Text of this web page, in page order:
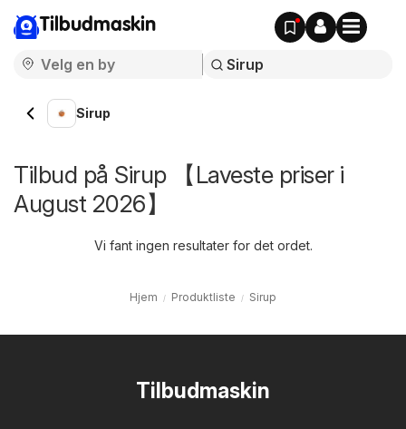
Tilbudmaskin
Sirup
Tilbud på Sirup 【Laveste priser i
August 2026】
Vi fant ingen resultater for det ordet.
Hjem Produktliste Sirup
Tilbudmaskin